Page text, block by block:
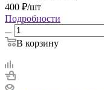
400 ₽/шт
Подробности
В корзину